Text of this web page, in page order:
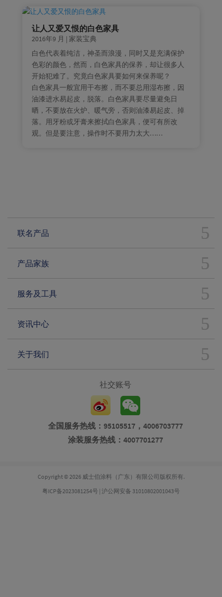
让人又爱又恨的白色家具
2016年9 月 | 家装宝典
白色代表着纯洁，神圣而浪漫，同时又是充满保护
色彩的颜色，然而，白色家具的保养，却让很多人
开始犯难了。究竟白色家具要如何来保养呢？
白色家具一般宜用干布擦，而不要总用湿布擦，因
油漆进水易起皮，脱落。白色家具要尽量避免日
晒，不要放在火炉、暖气旁，否则油漆易起皮、掉
落。用牙粉或牙膏来擦拭白色家具，便可有所改
观。但是要注意，操作时不要用力太大……
联名产品
产品家族
服务及工具
资讯中心
关于我们
社交账号
全国服务热线：95105517，4006703777
涂装服务热线：4007701277
Copyright © 2026 威士伯涂料（广东）有限公司版权所有.
粤ICP备2023081254号 | 沪公网安备 31010802001043号